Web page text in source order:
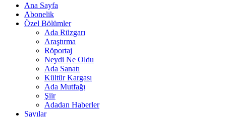
Ana Sayfa
Abonelik
Özel Bölümler
Ada Rüzgarı
Araştırma
Röportaj
Neydi Ne Oldu
Ada Sanatı
Kültür Kargası
Ada Mutfağı
Şiir
Adadan Haberler
Sayılar